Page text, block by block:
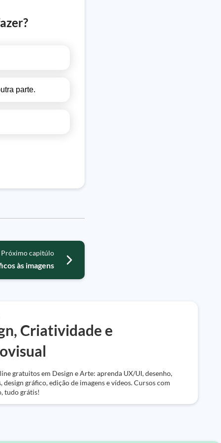
parte.
Próximo capitúlo
às imagens
Criatividade e
gratuitos em Design e Arte: aprenda UX/UI, desenho,
design gráfico, edição de imagens e vídeos. Cursos com
tudo grátis!